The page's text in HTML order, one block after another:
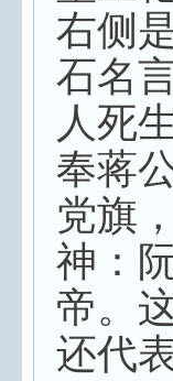
右侧
石名
人死
奉蒋
党旗
神：
帝。
还代